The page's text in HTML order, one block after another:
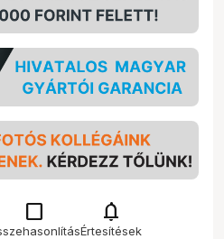
check_box_outline_blank notifications
Értesítések